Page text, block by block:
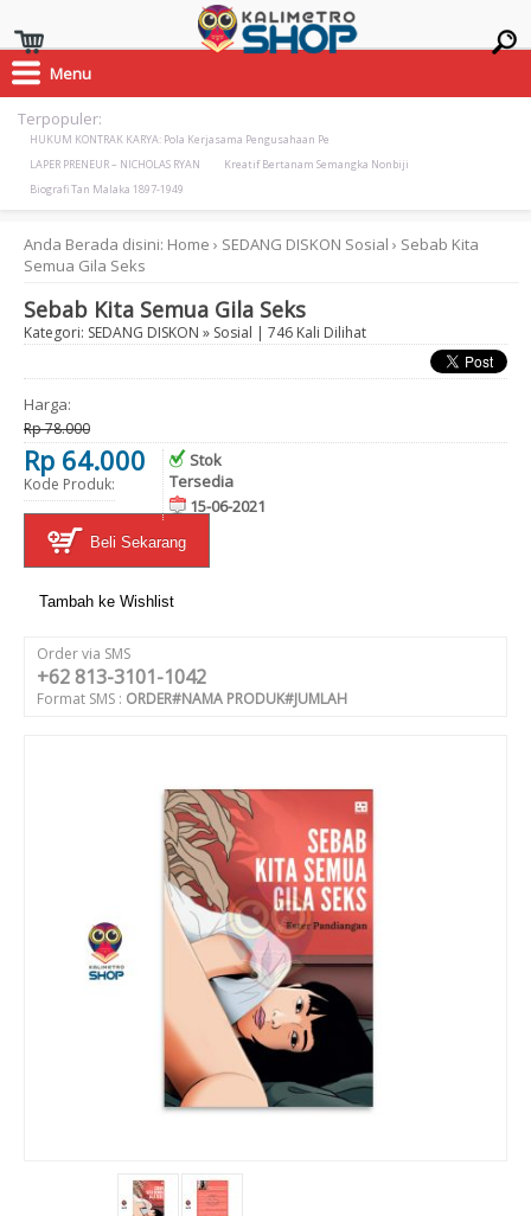
Menu
Terpopuler:
HUKUM KONTRAK KARYA: Pola Kerjasama Pengusahaan Pe
LAPER PRENEUR – NICHOLAS RYAN
Kreatif Bertanam Semangka Nonbiji
Biografi Tan Malaka 1897-1949
Anda Berada disini: Home › SEDANG DISKON Sosial › Sebab Kita
Semua Gila Seks
Sebab Kita Semua Gila Seks
Kategori: SEDANG DISKON » Sosial | 746 Kali Dilihat
Harga:
Rp 78.000
Rp 64.000
Kode Produk:
Stok
Tersedia
15-06-2021
Beli Sekarang
Tambah ke Wishlist
Order via SMS
+62 813-3101-1042
Format SMS : ORDER#NAMA PRODUK#JUMLAH